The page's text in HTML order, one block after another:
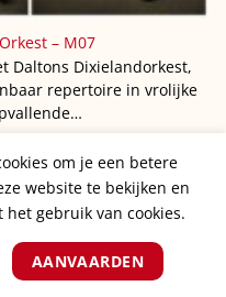
– M07
Daltons Dixielandorkest,
repertoire in vrolijke
om je een betere
website te bekijken en
gebruik van cookies.
AANVAARDEN